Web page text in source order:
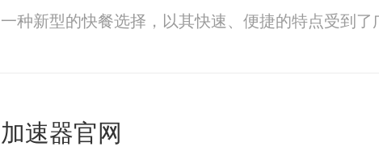
种新型的快餐选择，以其快速、便捷的特点受到
速器官网